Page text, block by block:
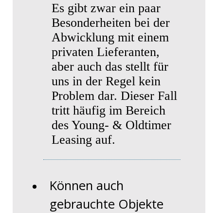
Es gibt zwar ein paar
Besonderheiten bei der
Abwicklung mit einem
privaten Lieferanten,
aber auch das stellt für
uns in der Regel kein
Problem dar. Dieser Fall
tritt häufig im Bereich
des Young- & Oldtimer
Leasing auf.
Können auch
gebrauchte Objekte